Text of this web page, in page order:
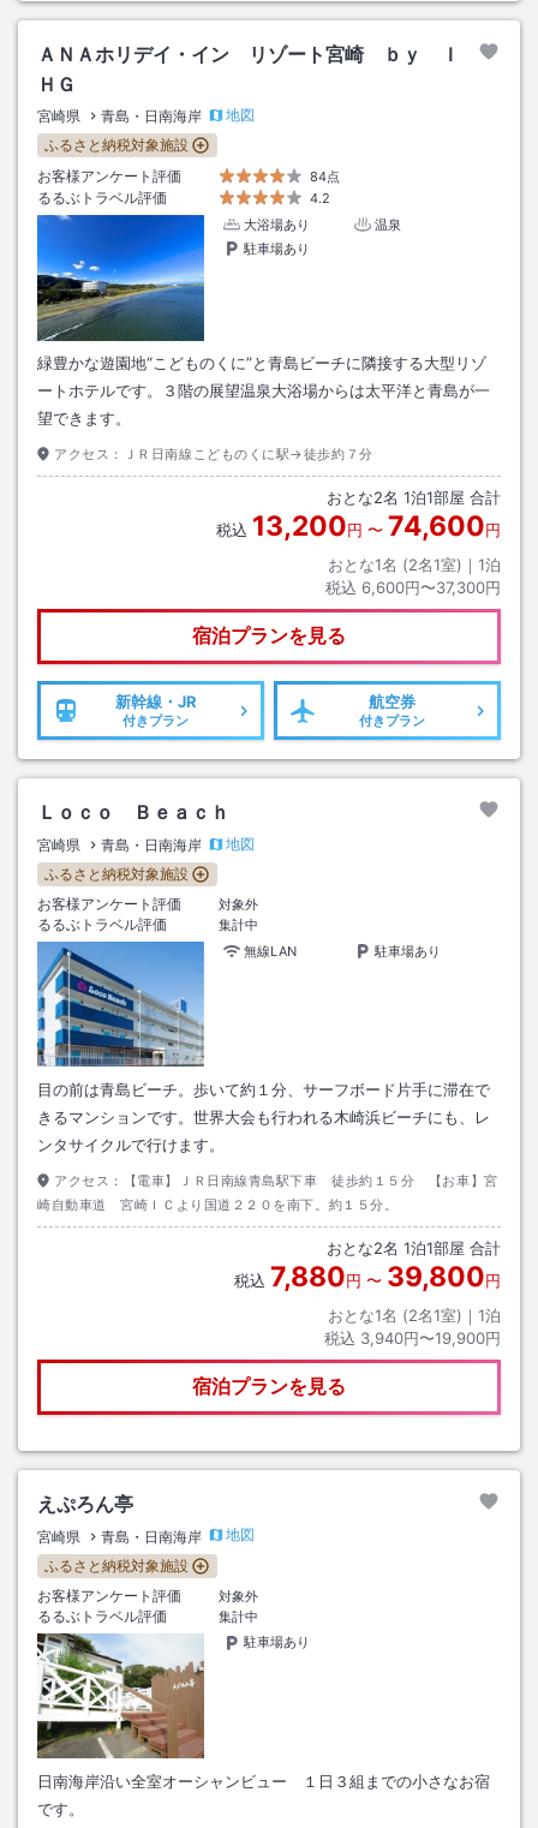
ＡＮＡホリデイ・イン リゾート宮崎 ｂｙ Ｉ
ＨＧ
宮崎県 青島・日南海岸
地図
ふるさと納税対象施設
お客様アンケート評価
84点
るるぶトラベル評価
4.2
大浴場あり
温泉
駐車場あり
緑豊かな遊園地“こどものくに”と青島ビーチに隣接する大型リゾ
ートホテルです。３階の展望温泉大浴場からは太平洋と青島が一
望できます。
アクセス： ＪＲ日南線こどものくに駅→徒歩約７分
おとな2名 1泊1部屋 合計
税込 13,200円 〜 74,600円
おとな1名 (2名1室)｜ 1泊
税込 6,600円〜37,300円
宿泊プランを見る
新幹線・JR
付きプラン
航空券
付きプラン
Ｌｏｃｏ Ｂｅａｃｈ
宮崎県 青島・日南海岸
地図
ふるさと納税対象施設
お客様アンケート評価
対象外
るるぶトラベル評価
集計中
無線LAN
駐車場あり
目の前は青島ビーチ。歩いて約１分、サーフボード片手に滞在で
きるマンションです。世界大会も行われる木崎浜ビーチにも、レ
ンタサイクルで行けます。
アクセス：
【電車】ＪＲ日南線青島駅下車 徒歩約１５分 【お車】宮
崎自動車道 宮崎ＩＣより国道２２０を南下。約１５分。
おとな2名 1泊1部屋 合計
税込 7,880円 〜 39,800円
おとな1名 (2名1室)｜ 1泊
税込 3,940円〜19,900円
宿泊プランを見る
えぷろん亭
宮崎県 青島・日南海岸
地図
ふるさと納税対象施設
お客様アンケート評価
対象外
るるぶトラベル評価
集計中
駐車場あり
日南海岸沿い全室オーシャンビュー １日３組までの小さなお宿
です。